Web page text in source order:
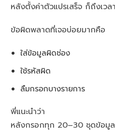
หลังตั้งค่าตัวแปรเสร็จ ก็ถึงเว
ข้อผิดพลาดที่เจอบ่อยมากคือ
ใส่ข้อมูลผิดช่อง
ใช้รหัสผิด
ลืมกรอกบางรายการ
พี่แนะนำว่า
หลังกรอกทุก 20–30 ชุดข้อมู